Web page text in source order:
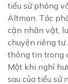
tiểu sử phỏng
Altman. Tác
cận nhân vật,
chuyện riêng
thông tin trong
Một khi nghỉ
sau của tiểu sử